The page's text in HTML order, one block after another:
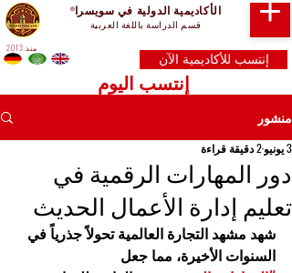
الأكاديمية الدولية في سويسرا®
قسم الدراسة باللغة العربية
إنتسب للأكاديمية الآن
إنتسب اليوم
منذ 2013
منشور
دور المهارات الرقمية في
تعليم إدارة الأعمال الحديث
3 يونيو 2 دقيقة قراءة
شهد مشهد التجارة العالمية تحولاً جذرياً في
السنوات الأخيرة، مما جعل